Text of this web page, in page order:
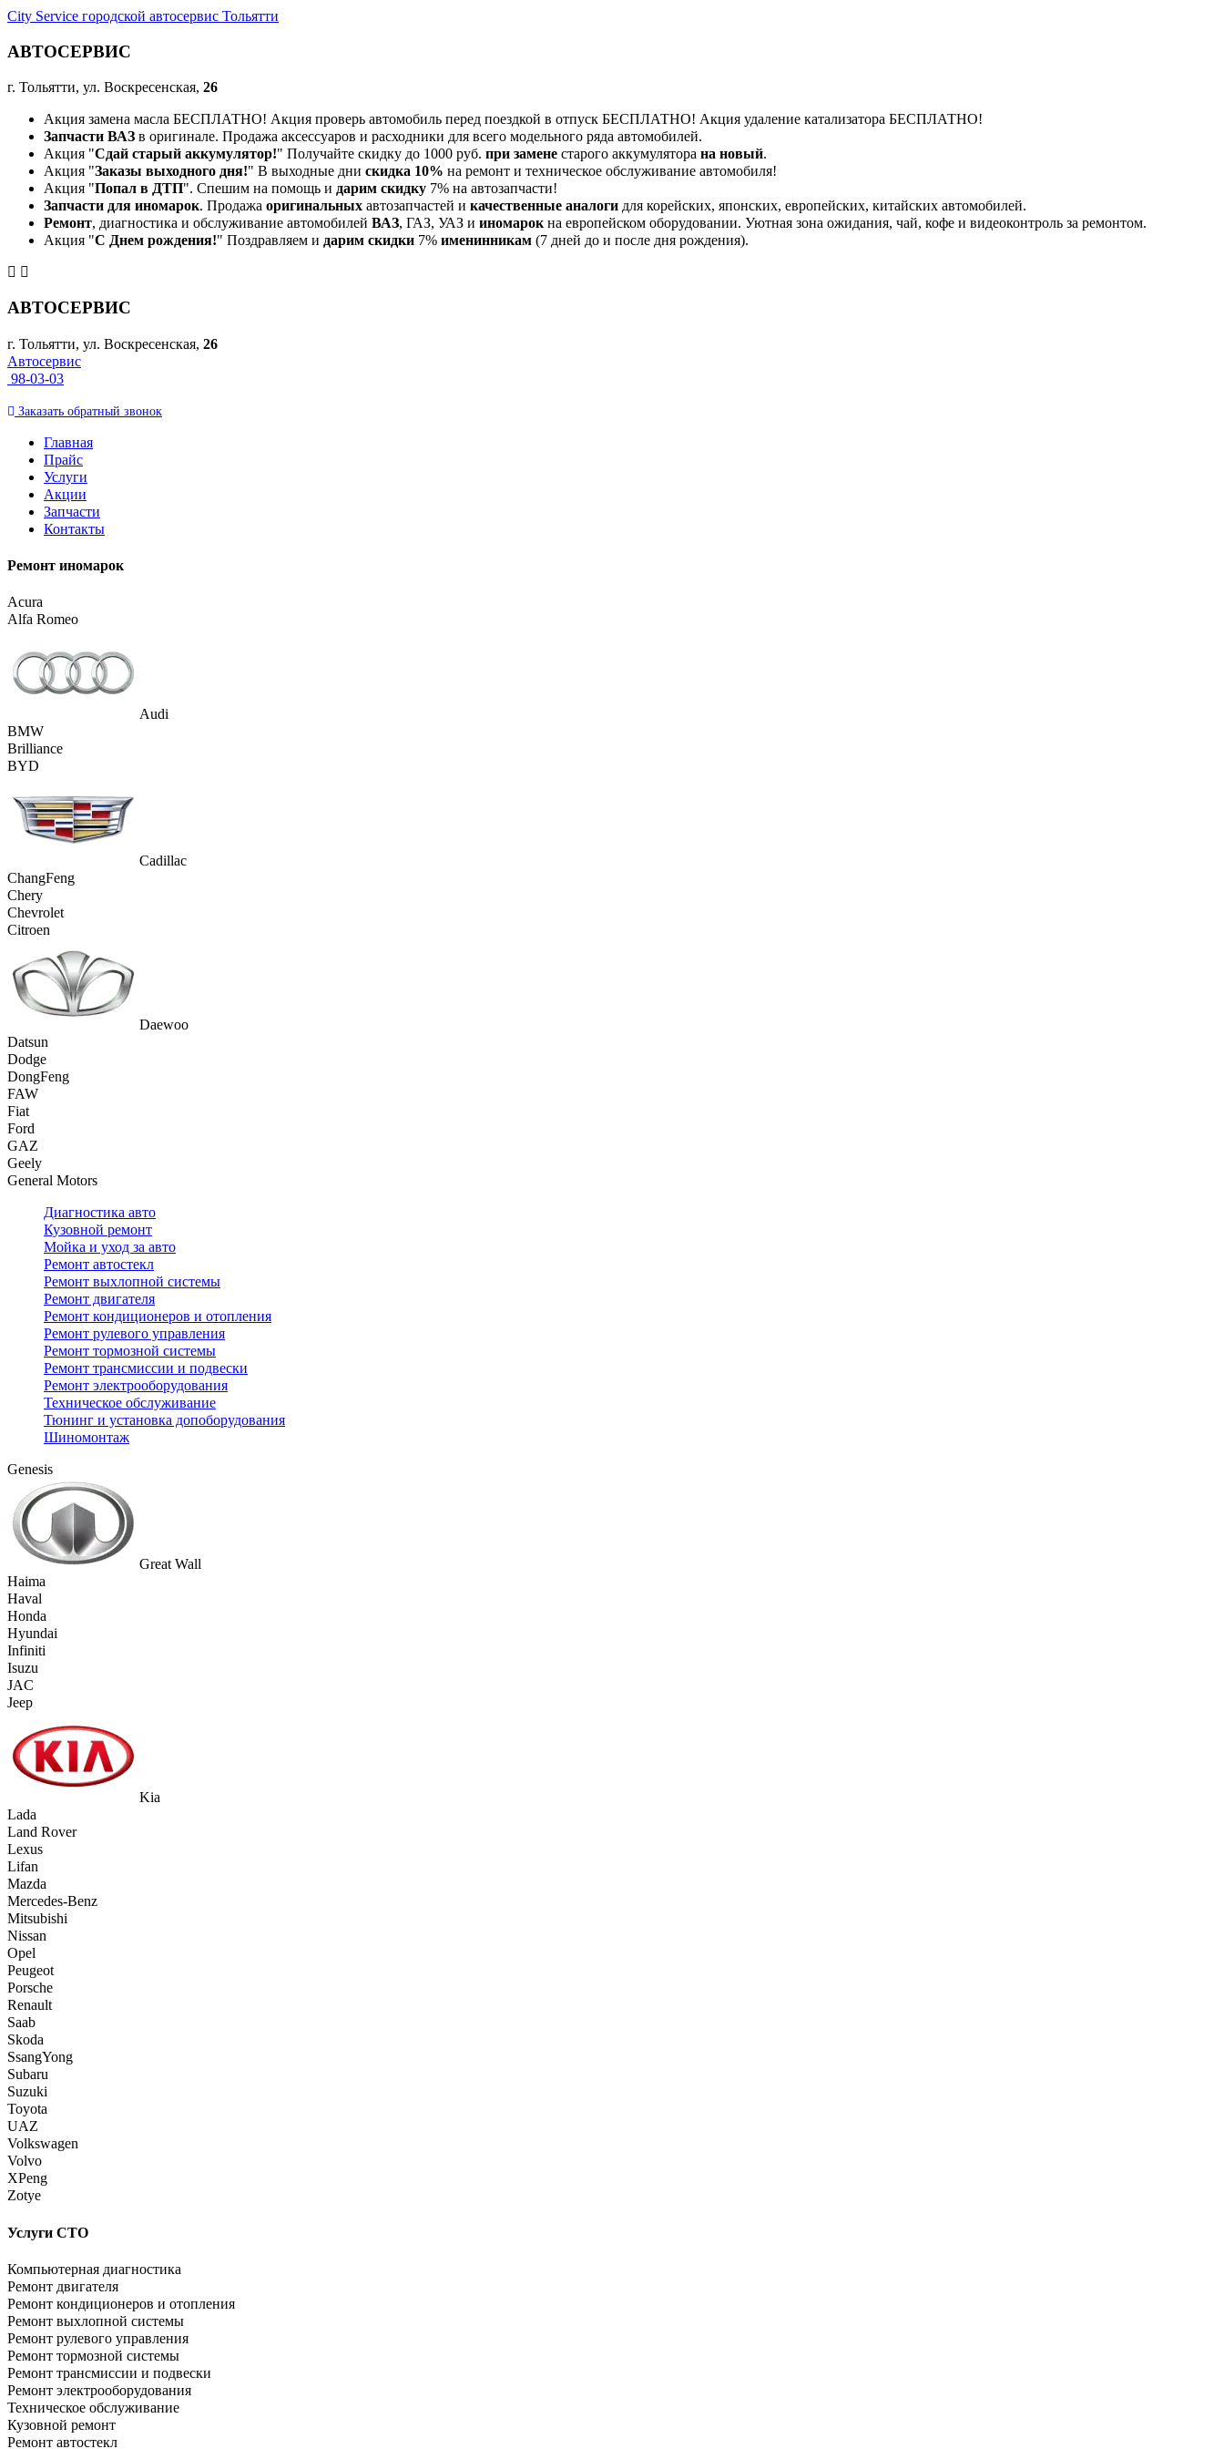
City Service городской автосервис Тольятти
АВТОСЕРВИС
г. Тольятти, ул. Воскресенская, 26
Акция замена масла БЕСПЛАТНО! Акция проверь автомобиль перед поездкой в отпуск БЕСПЛАТНО! Акция удаление катализатора БЕСПЛАТНО!
Запчасти ВАЗ в оригинале. Продажа аксессуаров и расходники для всего модельного ряда автомобилей.
Акция "Сдай старый аккумулятор!" Получайте скидку до 1000 руб. при замене старого аккумулятора на новый.
Акция "Заказы выходного дня!" В выходные дни скидка 10% на ремонт и техническое обслуживание автомобиля!
Акция "Попал в ДТП". Спешим на помощь и дарим скидку 7% на автозапчасти!
Запчасти для иномарок. Продажа оригинальных автозапчастей и качественные аналоги для корейских, японских, европейских, китайских автомобилей.
Ремонт, диагностика и обслуживание автомобилей ВАЗ, ГАЗ, УАЗ и иномарокна европейском оборудовании. Уютная зона ожидания, чай, кофе и видеоконтроль за ремонтом.
Акция "С Днем рождения!" Поздравляем и дарим скидки 7% именинникам (7 дней до и после дня рождения).
АВТОСЕРВИС
г. Тольятти, ул. Воскресенская, 26
Автосервис
98-03-03
Заказать обратный звонок
Главная
Прайс
Услуги
Акции
Запчасти
Контакты
Ремонт иномарок
Acura
Alfa Romeo
Audi
BMW
Brilliance
BYD
Cadillac
ChangFeng
Chery
Chevrolet
Citroen
Daewoo
Datsun
Dodge
DongFeng
FAW
Fiat
Ford
GAZ
Geely
General Motors
Диагностика авто
Кузовной ремонт
Мойка и уход за авто
Ремонт автостекл
Ремонт выхлопной системы
Ремонт двигателя
Ремонт кондиционеров и отопления
Ремонт рулевого управления
Ремонт тормозной системы
Ремонт трансмиссии и подвески
Ремонт электрооборудования
Техническое обслуживание
Тюнинг и установка допоборудования
Шиномонтаж
Genesis
Great Wall
Haima
Haval
Honda
Hyundai
Infiniti
Isuzu
JAC
Jeep
Kia
Lada
Land Rover
Lexus
Lifan
Mazda
Mercedes-Benz
Mitsubishi
Nissan
Opel
Peugeot
Porsche
Renault
Saab
Skoda
SsangYong
Subaru
Suzuki
Toyota
UAZ
Volkswagen
Volvo
XPeng
Zotye
Услуги СТО
Компьютерная диагностика
Ремонт двигателя
Ремонт кондиционеров и отопления
Ремонт выхлопной системы
Ремонт рулевого управления
Ремонт тормозной системы
Ремонт трансмиссии и подвески
Ремонт электрооборудования
Техническое обслуживание
Кузовной ремонт
Ремонт автостекл